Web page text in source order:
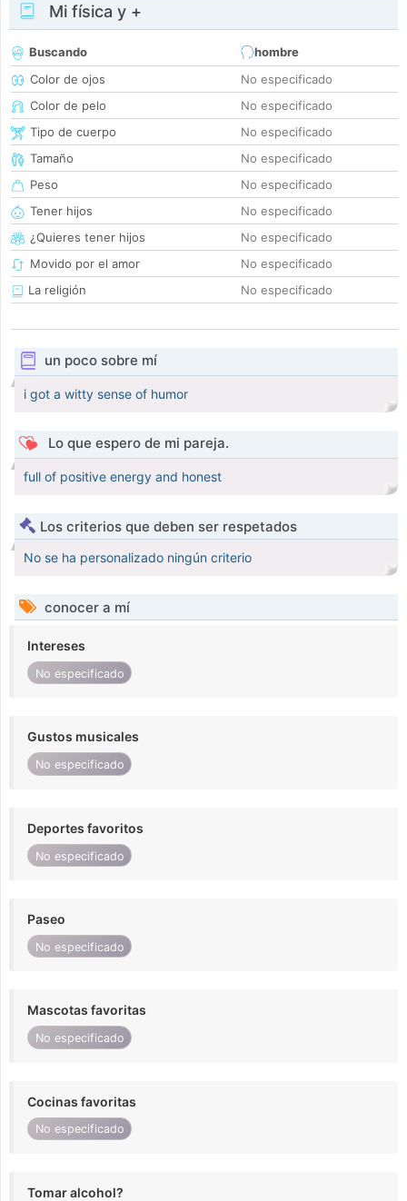
Mi física y +
Buscando
hombre
Color de ojos
No especificado
Color de pelo
No especificado
Tipo de cuerpo
No especificado
Tamaño
No especificado
Peso
No especificado
Tener hijos
No especificado
¿Quieres tener hijos
No especificado
Movido por el amor
No especificado
La religión
No especificado
un poco sobre mí
i got a witty sense of humor
Lo que espero de mi pareja.
full of positive energy and honest
Los criterios que deben ser respetados
No se ha personalizado ningún criterio
conocer a mí
Intereses
No especificado
Gustos musicales
No especificado
Deportes favoritos
No especificado
Paseo
No especificado
Mascotas favoritas
No especificado
Cocinas favoritas
No especificado
Tomar alcohol?